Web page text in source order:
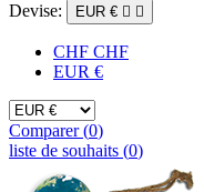
Devise: EUR €  
CHF CHF
EUR €
Comparer (0)
liste de souhaits (0)